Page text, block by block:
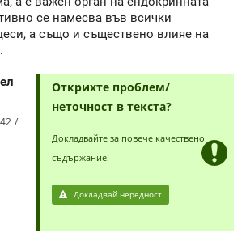
се намесва във всички
а също и съществено влияе на
Открихте проблем/
неточност в текста?
Докладвайте за повече качествено
съдържание!
Докладвай нередност